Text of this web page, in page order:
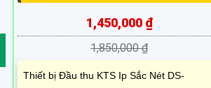
1,450,000 ₫
1,850,000 ₫
Thiết bị Đầu thu KTS Ip Sắc Nét DS-